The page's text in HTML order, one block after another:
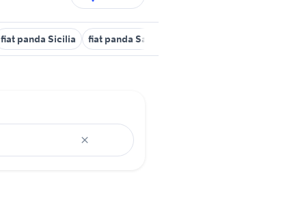
fiat panda Sicilia fiat panda Savona provincia